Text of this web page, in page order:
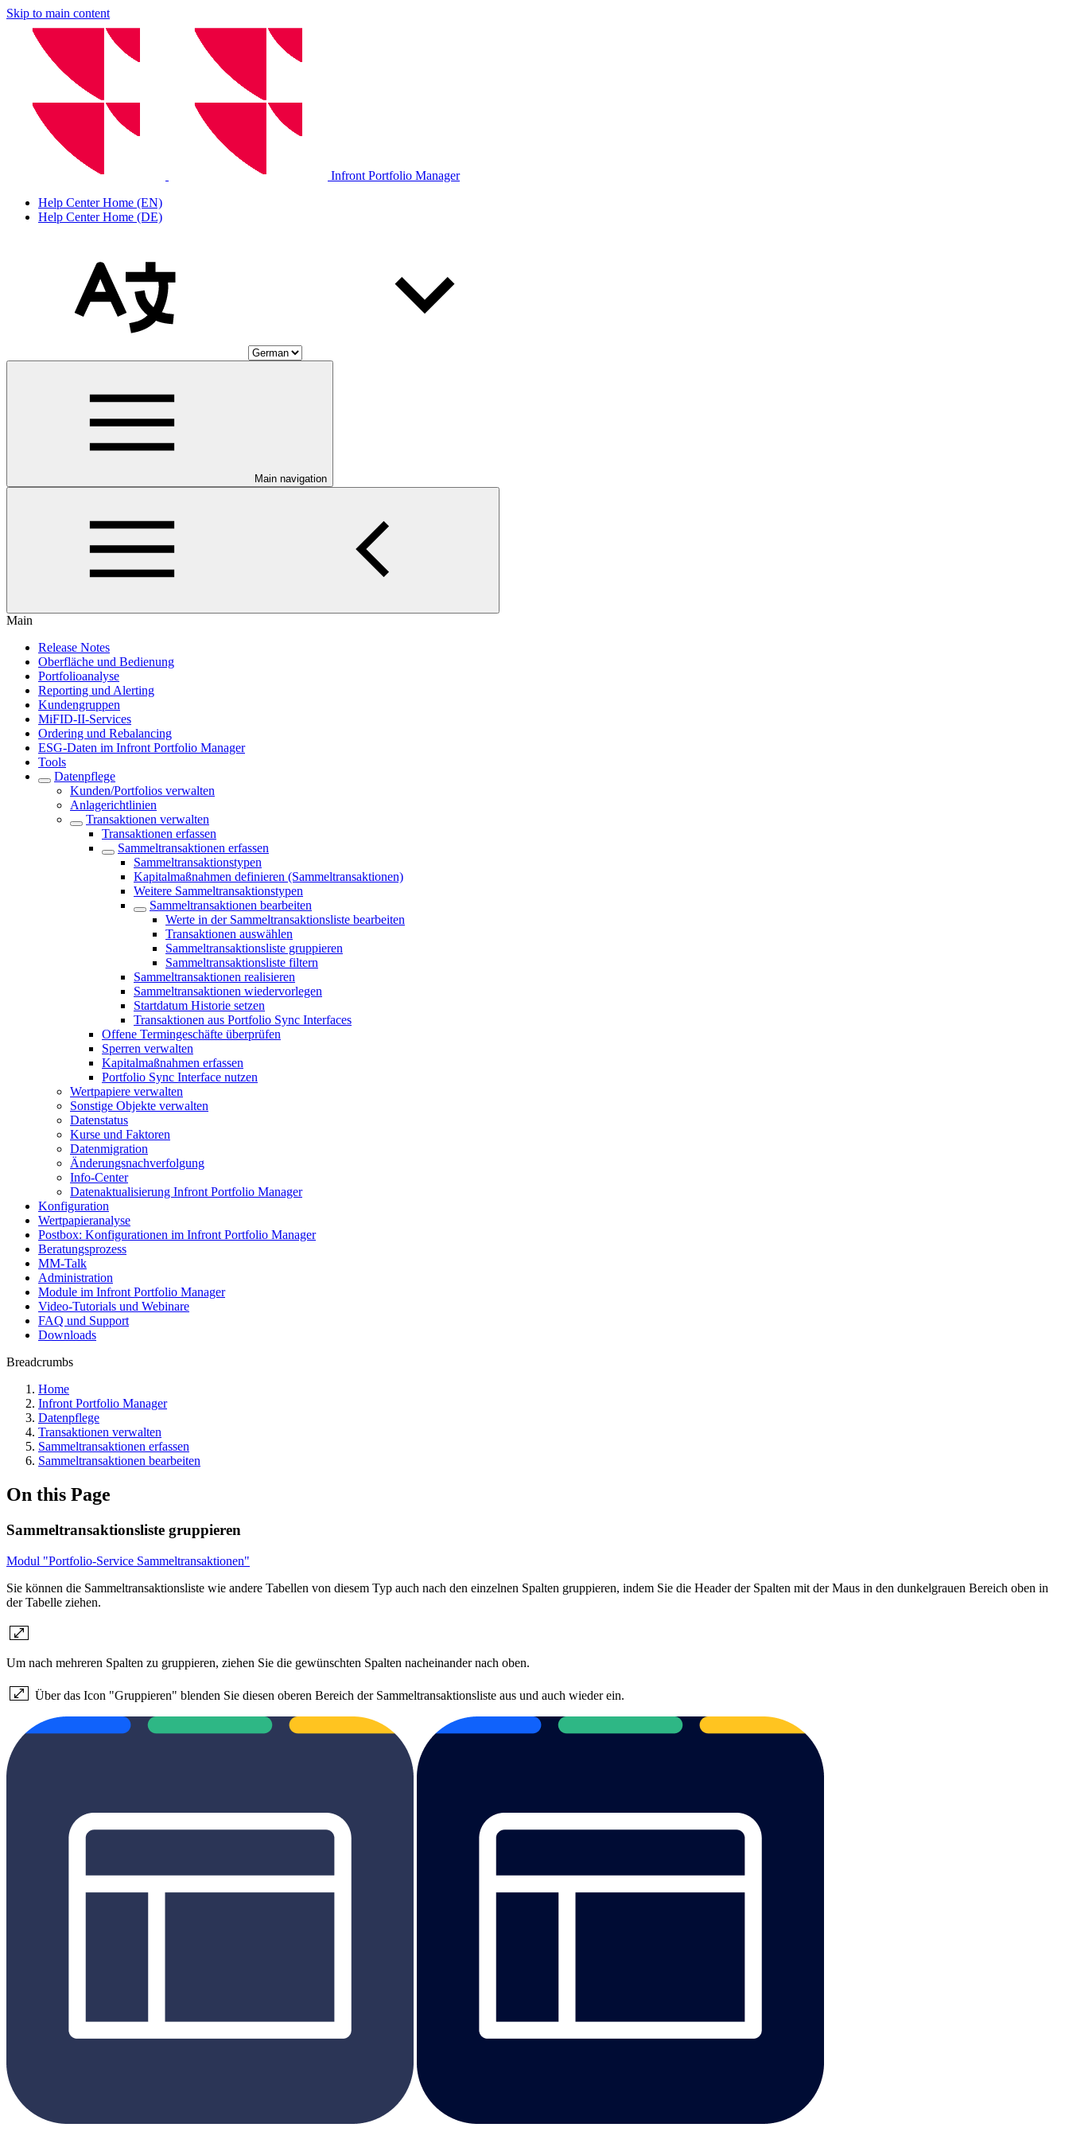
Skip to main content
Infront Portfolio Manager
Help Center Home (EN)
Help Center Home (DE)
Main navigation
Main
Release Notes
Oberfläche und Bedienung
Portfolioanalyse
Reporting und Alerting
Kundengruppen
MiFID-II-Services
Ordering und Rebalancing
ESG-Daten im Infront Portfolio Manager
Tools
Datenpflege
Kunden/Portfolios verwalten
Anlagerichtlinien
Transaktionen verwalten
Transaktionen erfassen
Sammeltransaktionen erfassen
Sammeltransaktionstypen
Kapitalmaßnahmen definieren (Sammeltransaktionen)
Weitere Sammeltransaktionstypen
Sammeltransaktionen bearbeiten
Werte in der Sammeltransaktionsliste bearbeiten
Transaktionen auswählen
Sammeltransaktionsliste gruppieren
Sammeltransaktionsliste filtern
Sammeltransaktionen realisieren
Sammeltransaktionen wiedervorlegen
Startdatum Historie setzen
Transaktionen aus Portfolio Sync Interfaces
Offene Termingeschäfte überprüfen
Sperren verwalten
Kapitalmaßnahmen erfassen
Portfolio Sync Interface nutzen
Wertpapiere verwalten
Sonstige Objekte verwalten
Datenstatus
Kurse und Faktoren
Datenmigration
Änderungsnachverfolgung
Info-Center
Datenaktualisierung Infront Portfolio Manager
Konfiguration
Wertpapieranalyse
Postbox: Konfigurationen im Infront Portfolio Manager
Beratungsprozess
MM-Talk
Administration
Module im Infront Portfolio Manager
Video-Tutorials und Webinare
FAQ und Support
Downloads
Breadcrumbs
Home
Infront Portfolio Manager
Datenpflege
Transaktionen verwalten
Sammeltransaktionen erfassen
Sammeltransaktionen bearbeiten
On this Page
Sammeltransaktionsliste gruppieren
Modul "Portfolio-Service Sammeltransaktionen"
Sie können die Sammeltransaktionsliste wie andere Tabellen von diesem Typ auch nach den einzelnen Spalten gruppieren, indem Sie die Header der Spalten mit der Maus in den dunkelgrauen Bereich oben in
der Tabelle ziehen.
Um nach mehreren Spalten zu gruppieren, ziehen Sie die gewünschten Spalten nacheinander nach oben.
Über das Icon "Gruppieren" blenden Sie diesen oberen Bereich der Sammeltransaktionsliste aus und auch wieder ein.